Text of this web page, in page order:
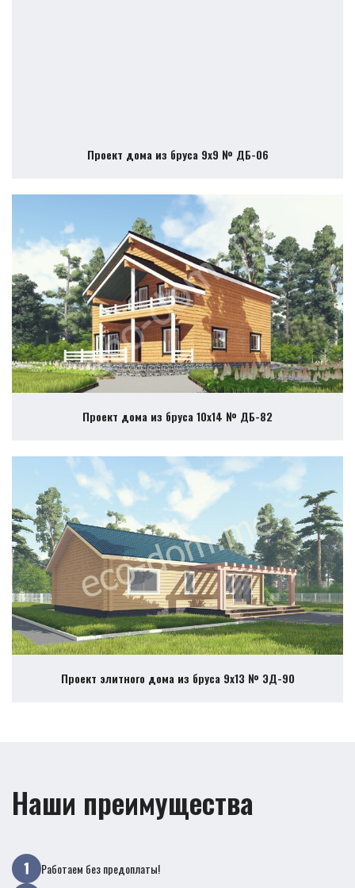
Проект дома из бруса 9х9 № ДБ-06
Проект дома из бруса 10х14 № ДБ-82
Проект элитного дома из бруса 9х13 № ЭД-90
Наши преимущества
Работаем без предоплаты!